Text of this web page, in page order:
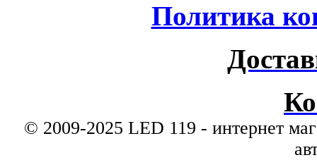
Политика
© 2009-2025 LED 119 - интернет